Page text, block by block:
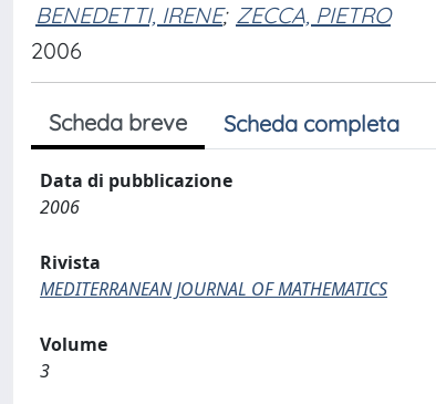
BENEDETTI, IRENE; ZECCA, PIETRO
2006
Scheda breve Scheda completa
Data di pubblicazione
2006
Rivista
MEDITERRANEAN JOURNAL OF MATHEMATICS
Volume
3